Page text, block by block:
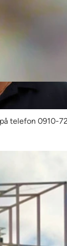
telefon 0910-